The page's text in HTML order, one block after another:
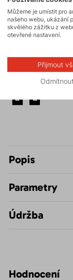
Popis
Parametry
Údržba
Hodnocení
Můžeme je umístit pro
našeho webu, ukázání
skvělého zážitku z
otevřené nastavení.
Přijmout
Odmítnout